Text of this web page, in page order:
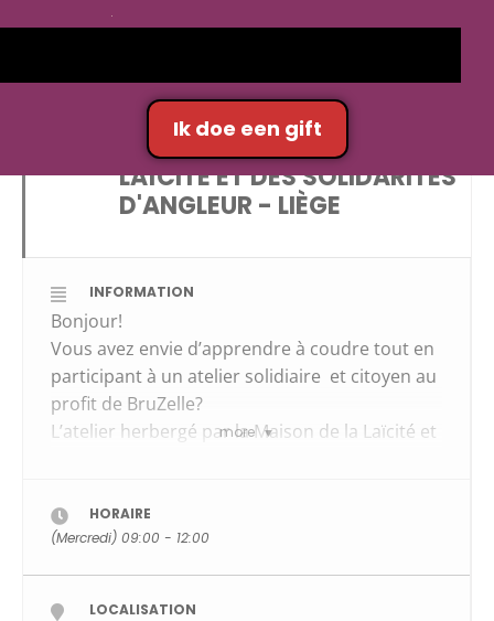
Ik doe een gift
ATELIER COUTURE
SOLIDAIRE: MAISON DE LA
LAÏCITÉ ET DES SOLIDARITÉS
D'ANGLEUR - LIÈGE
more
INFORMATION
Bonjour!
Vous avez envie d’apprendre à coudre tout en
participant à un atelier solidiaire et citoyen au
profit de BruZelle?
L’atelier herbergé par laMaison de la Laïcité et
vous guideront pas à pas dans la réalisation de
votre trousse.
L’ atelier est gratuit mais l’inscription est
HORAIRE
(Mercredi) 09:00 - 12:00
LOCALISATION